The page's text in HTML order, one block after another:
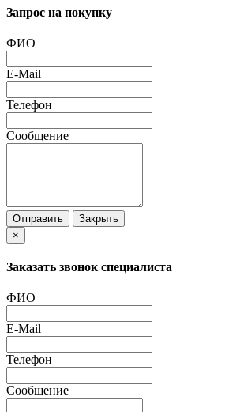
Запрос на покупку
ФИО
E-Mail
Телефон
Сообщение
Отправить
Закрыть
×
Заказать звонок специалиста
ФИО
E-Mail
Телефон
Сообщение